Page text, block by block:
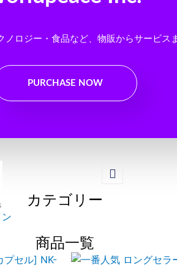
ロジー・食品など、物販からサービス
PURCHASE NOW
カテゴリー
商品一覧